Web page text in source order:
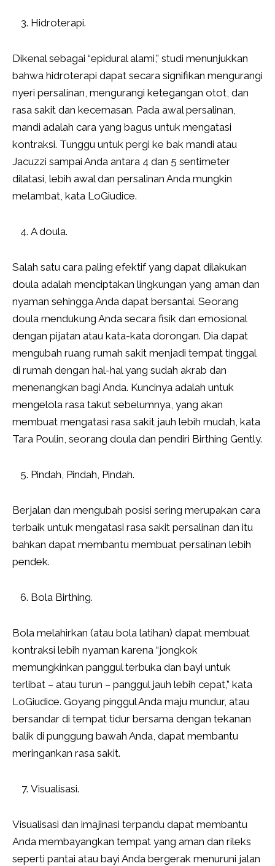
Hidroterapi.
Dikenal sebagai “epidural alami,” studi menunjukkan
bahwa hidroterapi dapat secara signifikan mengurangi
nyeri persalinan, mengurangi ketegangan otot, dan
rasa sakit dan kecemasan. Pada awal persalinan,
mandi adalah cara yang bagus untuk mengatasi
kontraksi. Tunggu untuk pergi ke bak mandi atau
Jacuzzi sampai Anda antara 4 dan 5 sentimeter
dilatasi, lebih awal dan persalinan Anda mungkin
melambat, kata LoGiudice.
A doula.
Salah satu cara paling efektif yang dapat dilakukan
doula adalah menciptakan lingkungan yang aman dan
nyaman sehingga Anda dapat bersantai. Seorang
doula mendukung Anda secara fisik dan emosional
dengan pijatan atau kata-kata dorongan. Dia dapat
mengubah ruang rumah sakit menjadi tempat tinggal
di rumah dengan hal-hal yang sudah akrab dan
menenangkan bagi Anda. Kuncinya adalah untuk
mengelola rasa takut sebelumnya, yang akan
membuat mengatasi rasa sakit jauh lebih mudah, kata
Tara Poulin, seorang doula dan pendiri Birthing Gently.
Pindah, Pindah, Pindah.
Berjalan dan mengubah posisi sering merupakan cara
terbaik untuk mengatasi rasa sakit persalinan dan itu
bahkan dapat membantu membuat persalinan lebih
pendek.
Bola Birthing.
Bola melahirkan (atau bola latihan) dapat membuat
kontraksi lebih nyaman karena “jongkok
memungkinkan panggul terbuka dan bayi untuk
terlibat – atau turun – panggul jauh lebih cepat,” kata
LoGiudice. Goyang pinggul Anda maju mundur, atau
bersandar di tempat tidur bersama dengan tekanan
balik di punggung bawah Anda, dapat membantu
meringankan rasa sakit.
Visualisasi.
Visualisasi dan imajinasi terpandu dapat membantu
Anda membayangkan tempat yang aman dan rileks
seperti pantai atau bayi Anda bergerak menuruni jalan